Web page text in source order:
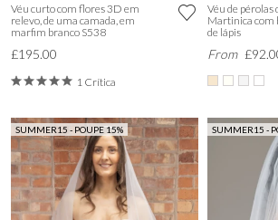
Véu curto com flores 3D em
relevo, de uma camada, em
marfim branco S538
£195.00
1 Crítica
Véu de pérolas
Martinica com
de lápis
From
SUMMER15 - POUPE 15% SUMMER15 -